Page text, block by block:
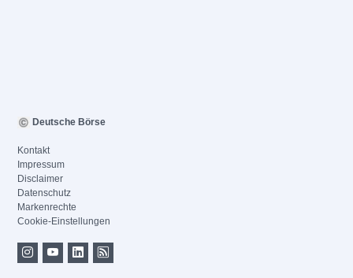
Deutsche Börse
Kontakt
Impressum
Disclaimer
Datenschutz
Markenrechte
Cookie-Einstellungen